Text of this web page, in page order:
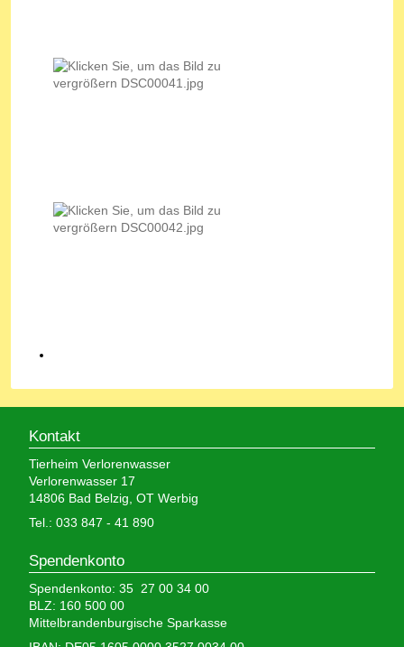
Kontakt
Tierheim Verlorenwasser
Verlorenwasser 17
14806 Bad Belzig, OT Werbig
Tel.: 033 847 - 41 890
Spendenkonto
Spendenkonto: 35 27 00 34 00
BLZ: 160 500 00
Mittelbrandenburgische Sparkasse